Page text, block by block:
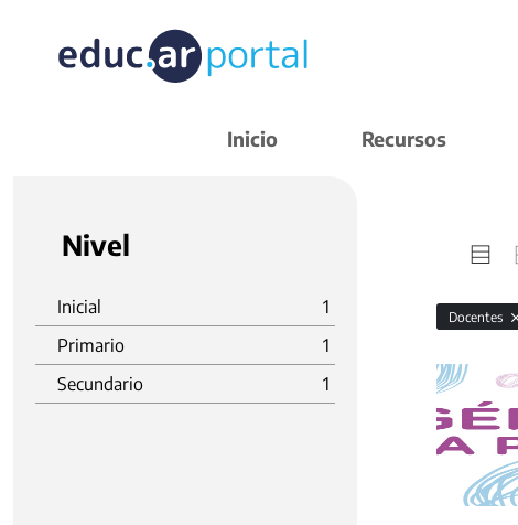
Inicio Recursos
Nivel
Inicial
1
Primario
1
Secundario
1
Docentes